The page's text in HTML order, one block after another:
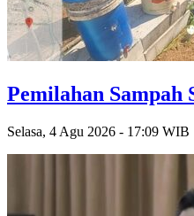
Pemilahan Sampah
Selasa, 4 Agu 2026 - 17:09 WIB